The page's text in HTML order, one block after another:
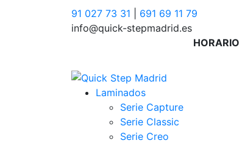
91 027 73 31
691 69 11 79
info@quick-stepmadrid.es
HORARIO
Laminados
Serie Capture
Serie Classic
Serie Creo